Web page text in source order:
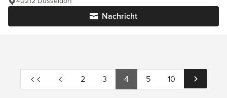
Nachricht
2 3 4 5 10